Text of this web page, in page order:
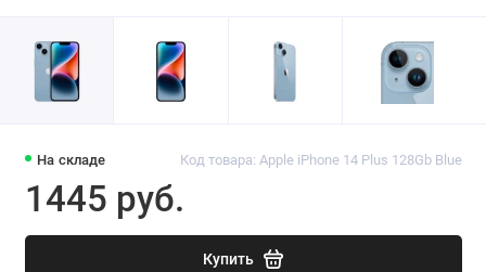
На складе Код товара: Apple iPhone 14 Plus 128Gb Blue
1445 руб.
Купить